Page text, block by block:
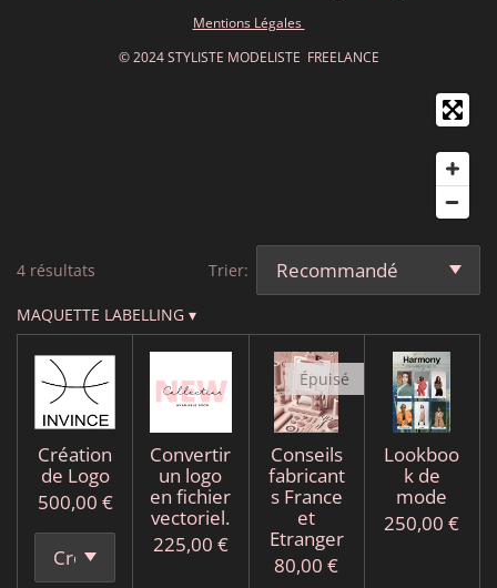
a
g
e
d
o
Mentions Légales
© 2024 STYLISTE MODELISTE FREELANCE
4 résultats Trier:
MAQUETTE LABELLING ▾
Création
de Logo
500,00 €
Convertir
un logo
en fichier
vectoriel.
225,00 €
Épuisé
Conseils
fabricant
s France
et
Etranger
80,00 €
Lookboo
k de
mode
250,00 €